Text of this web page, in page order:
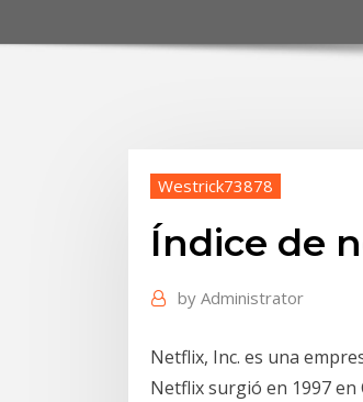
Westrick73878
Índice de
by Administrator
Netflix, Inc. es una
Netflix surgió en 1997 en